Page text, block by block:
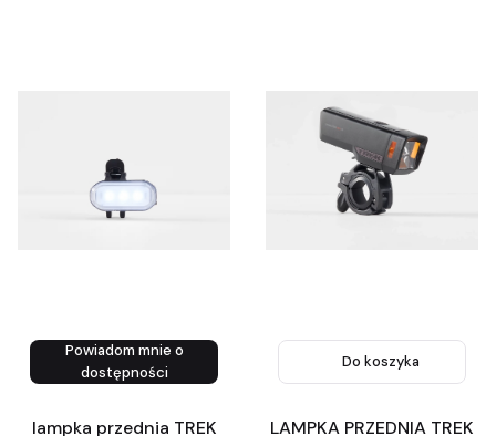
Powiadom mnie o
dostępności
lampka przednia TREK
Do koszyka
LAMPKA PRZEDNIA TREK